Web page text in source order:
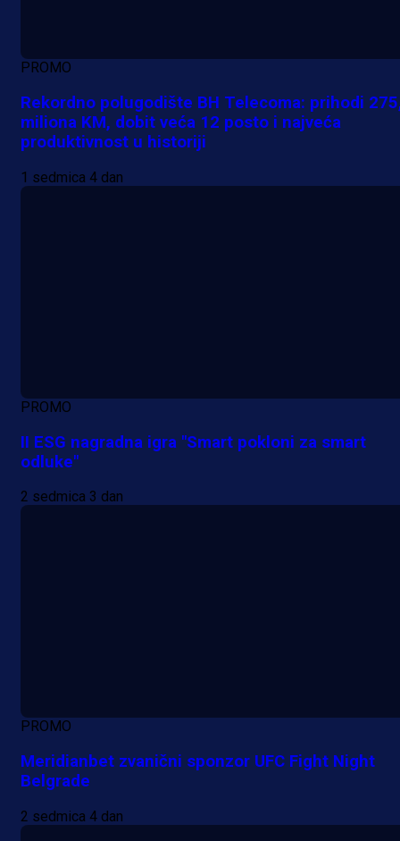
PROMO
Rekordno polugodište BH Telecoma: prihodi
miliona KM, dobit veća 12 posto i najveća
produktivnost u historiji
1 sedmica 4 dan
PROMO
II ESG nagradna igra "Smart pokloni za smart
odluke"
2 sedmica 3 dan
PROMO
Meridianbet zvanični sponzor UFC Fight Night
Belgrade
2 sedmica 4 dan